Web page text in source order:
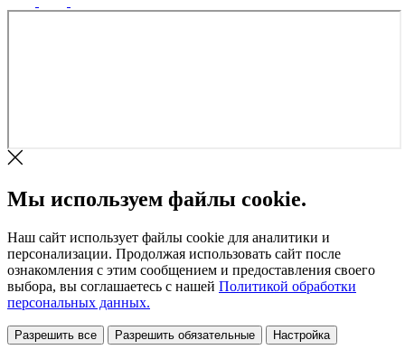
Мы используем файлы cookie.
Наш сайт использует файлы cookie для аналитики и
персонализации. Продолжая использовать сайт после
ознакомления с этим сообщением и предоставления своего
выбора, вы соглашаетесь с нашей Политикой обработки
персональных данных.
Разрешить все Разрешить обязательные Настройка